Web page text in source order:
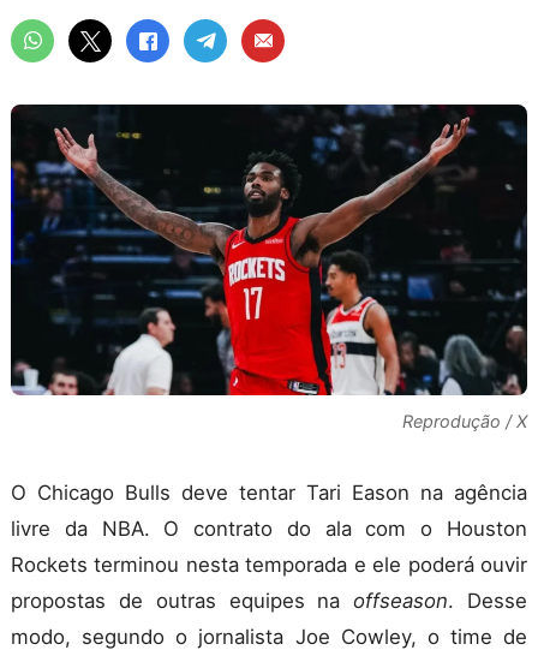
Reprodução / X
O Chicago Bulls deve tentar Tari Eason na agência
livre da NBA. O contrato do ala com o Houston
Rockets terminou nesta temporada e ele poderá ouvir
propostas de outras equipes naoffseason. Desse
modo, segundo o jornalista Joe Cowley, o time de